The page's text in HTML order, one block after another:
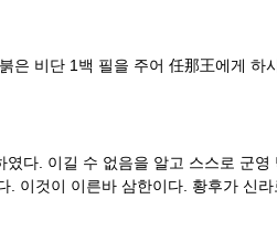
은 비단 1백 필을 주어 任那王에게 하
다. 이길 수 없음을 알고 스스로 군
이것이 이른바 삼한이다. 황후가 신라